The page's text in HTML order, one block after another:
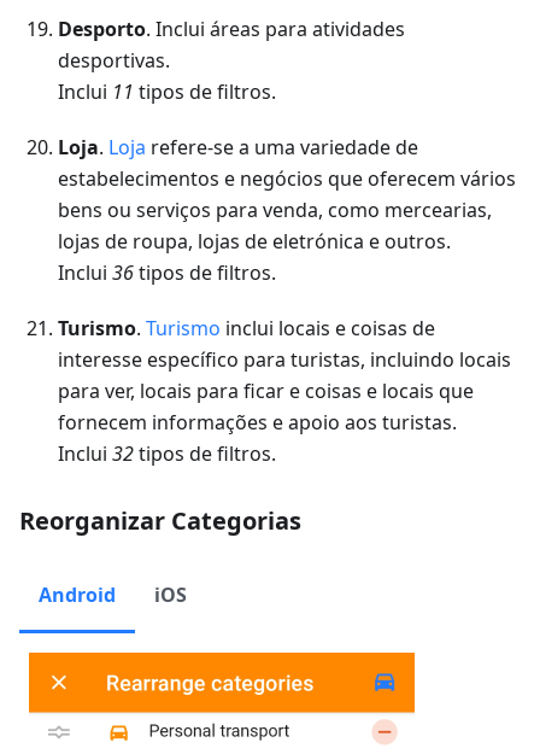
Desporto. Inclui áreas para atividades
desportivas.
Inclui 11 tipos de filtros.
Loja. Loja refere-se a uma variedade de
estabelecimentos e negócios que oferecem vários
bens ou serviços para venda, como mercearias,
lojas de roupa, lojas de eletrónica e outros.
Inclui 36tipos de filtros.
Turismo. Turismo inclui locais e coisas de
interesse específico para turistas, incluindo locais
para ver, locais para ficar e coisas e locais que
fornecem informações e apoio aos turistas.
Inclui 32tipos de filtros.
Reorganizar Categorias
Android iOS